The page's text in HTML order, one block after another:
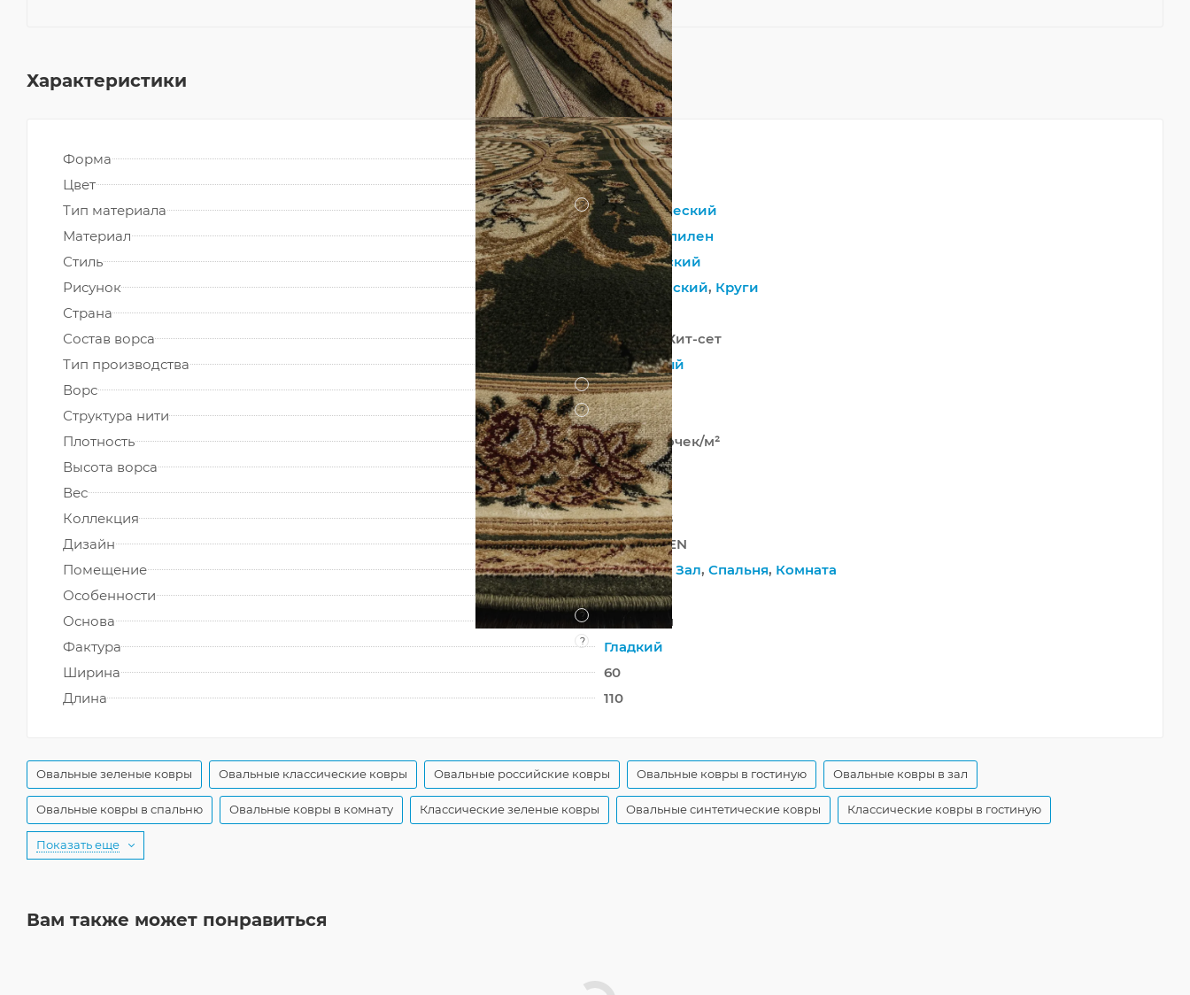
Характеристики
Форма
Овал
Цвет
Зеленый
Тип материала
?
Синтетический
Материал
Полипропилен
Стиль
Европейский
Рисунок
Классический, Круги
Страна
Россия
Состав ворса
100% ПП Хит-сет
Тип производства
Машинный
Ворс
?
Средний
Структура нити
?
Хит-сет
Плотность
281 600 точек/м²
Высота ворса
8 мм
Вес
1615 г/м²
Коллекция
OLYMPOS
Дизайн
d170 GREEN
Помещение
Гостиная, Зал, Спальня, Комната
Особенности
На пол
Основа
?
Джутовая
Фактура
?
Гладкий
Ширина
60
Длина
110
Овальные зеленые ковры Овальные классические ковры Овальные российские ковры Овальные ковры в гостиную Овальные ковры в зал
Овальные ковры в спальню Овальные ковры в комнату Классические зеленые ковры Овальные синтетические ковры Классические ковры в гостиную
Показать еще
Вам также может понравиться